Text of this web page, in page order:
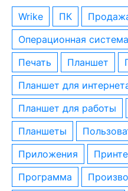
wrike ПК
операционная система
печать
планшет
планшет для
планшет для работы
планшеты
приложения
программа